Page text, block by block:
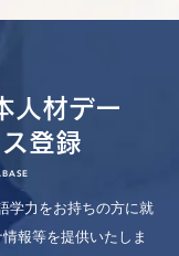
人材デー
登録
学力をお持ちの方に就
報等を提供いたしま